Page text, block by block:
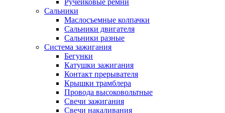
Ручейковые ремни
Сальники
Маслосъемные колпачки
Сальники двигателя
Сальники разные
Система зажигания
Бегунки
Катушки зажигания
Контакт прерывателя
Крышки трамблера
Провода высоковольтные
Свечи зажигания
Свечи накаливания